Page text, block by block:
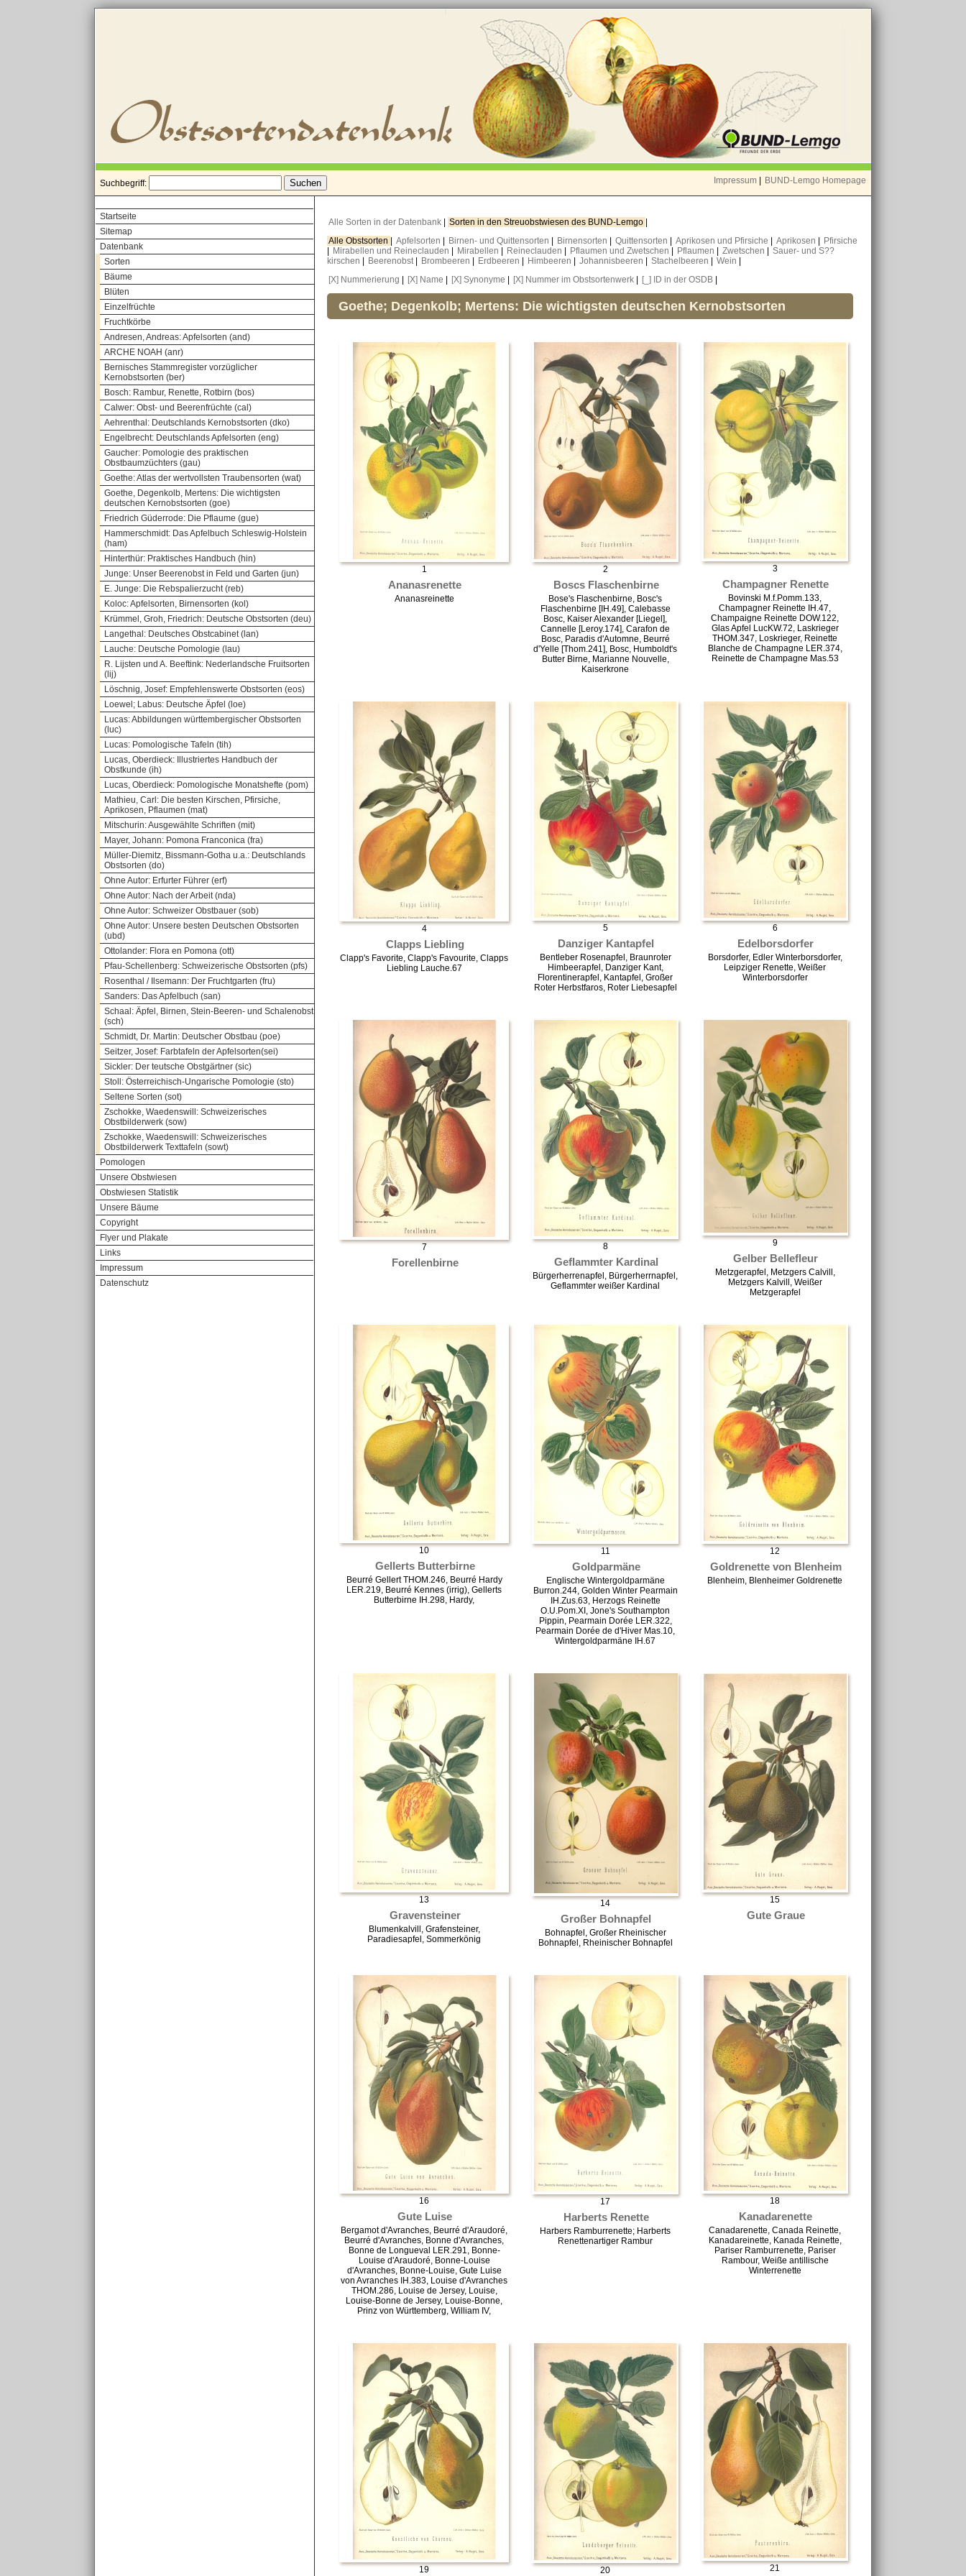
Suchbegriff: Impressum BUND-Lemgo Homepage
Startseite
Sitemap
Datenbank
Sorten
Bäume
Blüten
Einzelfrüchte
Fruchtkörbe
Andresen, Andreas: Apfelsorten (and)
ARCHE NOAH (anr)
Bernisches Stammregister vorzüglicher
Kernobstsorten (ber)
Bosch: Rambur, Renette, Rotbirn (bos)
Calwer: Obst- und Beerenfrüchte (cal)
Aehrenthal: Deutschlands Kernobstsorten (dko)
Engelbrecht: Deutschlands Apfelsorten (eng)
Gaucher: Pomologie des praktischen
Obstbaumzüchters (gau)
Goethe: Atlas der wertvollsten Traubensorten (wat)
Goethe, Degenkolb, Mertens: Die wichtigsten
deutschen Kernobstsorten (goe)
Friedrich Güderrode: Die Pflaume (gue)
Hammerschmidt: Das Apfelbuch Schleswig-Holstein
(ham)
Hinterthür: Praktisches Handbuch (hin)
Junge: Unser Beerenobst in Feld und Garten (jun)
E. Junge: Die Rebspalierzucht (reb)
Koloc: Apfelsorten, Birnensorten (kol)
Krümmel, Groh, Friedrich: Deutsche Obstsorten (deu)
Langethal: Deutsches Obstcabinet (lan)
Lauche: Deutsche Pomologie (lau)
R. Lijsten und A. Beeftink: Nederlandsche Fruitsorten
(lij)
Löschnig, Josef: Empfehlenswerte Obstsorten (eos)
Loewel; Labus: Deutsche Äpfel (loe)
Lucas: Abbildungen württembergischer Obstsorten
(luc)
Lucas: Pomologische Tafeln (tih)
Lucas, Oberdieck: Illustriertes Handbuch der
Obstkunde (ih)
Lucas, Oberdieck: Pomologische Monatshefte (pom)
Mathieu, Carl: Die besten Kirschen, Pfirsiche,
Aprikosen, Pflaumen (mat)
Mitschurin: Ausgewählte Schriften (mit)
Mayer, Johann: Pomona Franconica (fra)
Müller-Diemitz, Bissmann-Gotha u.a.: Deutschlands
Obstsorten (do)
Ohne Autor: Erfurter Führer (erf)
Ohne Autor: Nach der Arbeit (nda)
Ohne Autor: Schweizer Obstbauer (sob)
Ohne Autor: Unsere besten Deutschen Obstsorten
(ubd)
Ottolander: Flora en Pomona (ott)
Pfau-Schellenberg: Schweizerische Obstsorten (pfs)
Rosenthal / Ilsemann: Der Fruchtgarten (fru)
Sanders: Das Apfelbuch (san)
Schaal: Äpfel, Birnen, Stein-Beeren- und Schalenobst
(sch)
Schmidt, Dr. Martin: Deutscher Obstbau (poe)
Seitzer, Josef: Farbtafeln der Apfelsorten(sei)
Sickler: Der teutsche Obstgärtner (sic)
Stoll: Österreichisch-Ungarische Pomologie (sto)
Seltene Sorten (sot)
Zschokke, Waedenswill: Schweizerisches
Obstbilderwerk (sow)
Zschokke, Waedenswill: Schweizerisches
Obstbilderwerk Texttafeln (sowt)
Pomologen
Unsere Obstwiesen
Obstwiesen Statistik
Unsere Bäume
Copyright
Flyer und Plakate
Links
Impressum
Datenschutz
Alle Sorten in der Datenbank Sorten in den Streuobstwiesen des BUND-Lemgo
Alle Obstsorten
Apfelsorten Birnen- und Quittensorten Birnensorten Quittensorten Aprikosen und Pfirsiche Aprikosen
Pfirsiche
Mirabellen und Reineclauden Mirabellen Reineclauden Pflaumen und Zwetschen Pflaumen Zwetschen
Sauer- und S??
kirschen
Beerenobst Brombeeren Erdbeeren Himbeeren Johannisbeeren Stachelbeeren Wein
[X] Nummerierung
[X] Name [X] Synonyme [X] Nummer im Obstsortenwerk [_] ID in der OSDB
Goethe; Degenkolb; Mertens: Die wichtigsten deutschen Kernobstsorten
1
Ananasrenette
Ananasreinette
2
Boscs Flaschenbirne
Bose's Flaschenbirne, Bosc's
Flaschenbirne [IH.49], Calebasse
Bosc, Kaiser Alexander [Liegel],
Cannelle [Leroy.174], Carafon de
Bosc, Paradis d'Automne, Beurré
d'Yelle [Thom.241], Bosc, Humboldt's
Butter Birne, Marianne Nouvelle,
Kaiserkrone
3
Champagner Renette
Bovinski M.f.Pomm.133,
Champagner Reinette IH.47,
Champaigne Reinette DOW.122,
Glas Apfel LucKW.72, Laskrieger
THOM.347, Loskrieger, Reinette
Blanche de Champagne LER.374,
Reinette de Champagne Mas.53
4
Clapps Liebling
Clapp's Favorite, Clapp's Favourite, Clapps
Liebling Lauche.67
5
Danziger Kantapfel
Bentleber Rosenapfel, Braunroter
Himbeerapfel, Danziger Kant,
Florentinerapfel, Kantapfel, Großer
Roter Herbstfaros, Roter Liebesapfel
6
Edelborsdorfer
Borsdorfer, Edler Winterborsdorfer,
Leipziger Renette, Weißer
Winterborsdorfer
7
Forellenbirne
8
Geflammter Kardinal
Bürgerherrenapfel, Bürgerherrnapfel,
Geflammter weißer Kardinal
9
Gelber Bellefleur
Metzgerapfel, Metzgers Calvill,
Metzgers Kalvill, Weißer
Metzgerapfel
10
Gellerts Butterbirne
Beurré Gellert THOM.246, Beurré Hardy
LER.219, Beurré Kennes (irrig), Gellerts
Butterbirne IH.298, Hardy,
11
Goldparmäne
Englische Wintergoldparmäne
Burron.244, Golden Winter Pearmain
IH.Zus.63, Herzogs Reinette
O.U.Pom.XI, Jone's Southampton
Pippin, Pearmain Dorée LER.322,
Pearmain Dorée de d'Hiver Mas.10,
Wintergoldparmäne IH.67
12
Goldrenette von Blenheim
Blenheim, Blenheimer Goldrenette
13
Gravensteiner
Blumenkalvill, Grafensteiner,
Paradiesapfel, Sommerkönig
14
Großer Bohnapfel
Bohnapfel, Großer Rheinischer
Bohnapfel, Rheinischer Bohnapfel
15
Gute Graue
16
Gute Luise
Bergamot d'Avranches, Beurré d'Araudoré,
Beurré d'Avranches, Bonne d'Avranches,
Bonne de Longueval LER.291, Bonne-
Louise d'Araudoré, Bonne-Louise
d'Avranches, Bonne-Louise, Gute Luise
von Avranches IH.383, Louise d'Avranches
THOM.286, Louise de Jersey, Louise,
Louise-Bonne de Jersey, Louise-Bonne,
Prinz von Württemberg, William IV,
17
Harberts Renette
Harbers Ramburrenette; Harberts
Renettenartiger Rambur
18
Kanadarenette
Canadarenette, Canada Reinette,
Kanadareinette, Kanada Reinette,
Pariser Ramburrenette, Pariser
Rambour, Weiße antillische
Winterrenette
19 20 21